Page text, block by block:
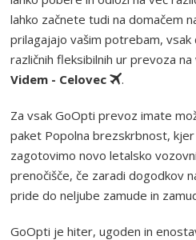
lahko začnete tudi na domačem
prilagajajo vašim potrebam,
različnih fleksibilnih ur prevoza na
Videm - Celovec
.
Za vsak GoOpti prevoz imate
paket Popolna brezskrbnost,
zagotovimo novo letalsko
prenočišče, če zaradi dogodkov
pride do neljube zamude in
GoOpti je hiter, ugoden in